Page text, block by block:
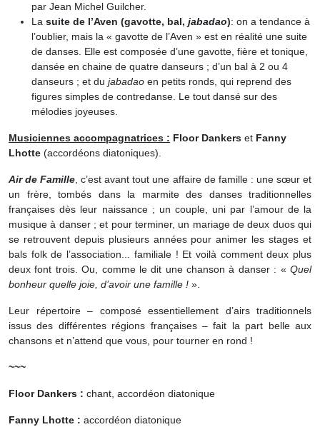
par Jean Michel Guilcher.
La suite de l’Aven (gavotte, bal, jabadao): on a tendance à
l’oublier, mais la « gavotte de l’Aven » est en réalité une suite
de danses. Elle est composée d’une gavotte, fière et tonique,
dansée en chaine de quatre danseurs ; d’un bal à 2 ou 4
danseurs ; et du jabadao en petits ronds, qui reprend des
figures simples de contredanse. Le tout dansé sur des
mélodies joyeuses.
Musiciennes accompagnatrices : Floor Dankers et Fanny
Lhotte (accordéons diatoniques).
Air de Famille , c’est avant tout une affaire de famille : une sœur et
un frère, tombés dans la marmite des danses traditionnelles
françaises dès leur naissance ; un couple, uni par l’amour de la
musique à danser ; et pour terminer, un mariage de deux duos qui
se retrouvent depuis plusieurs années pour animer les stages et
bals folk de l’association... familiale ! Et voilà comment deux plus
deux font trois. Ou, comme le dit une chanson à danser : « Quel
bonheur quelle joie, d’avoir une famille ! ».
Leur répertoire – composé essentiellement d’airs traditionnels
issus des différentes régions françaises – fait la part belle aux
chansons et n’attend que vous, pour tourner en rond !
~~~
Floor Dankers : chant, accordéon diatonique
Fanny Lhotte : accordéon diatonique